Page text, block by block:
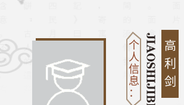
个
人
信
息
：
高
利
剑